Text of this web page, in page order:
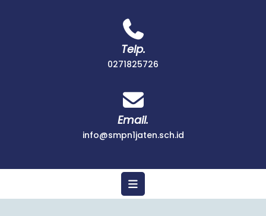
Telp.
0271825726
Email.
info@smpn1jaten.sch.id